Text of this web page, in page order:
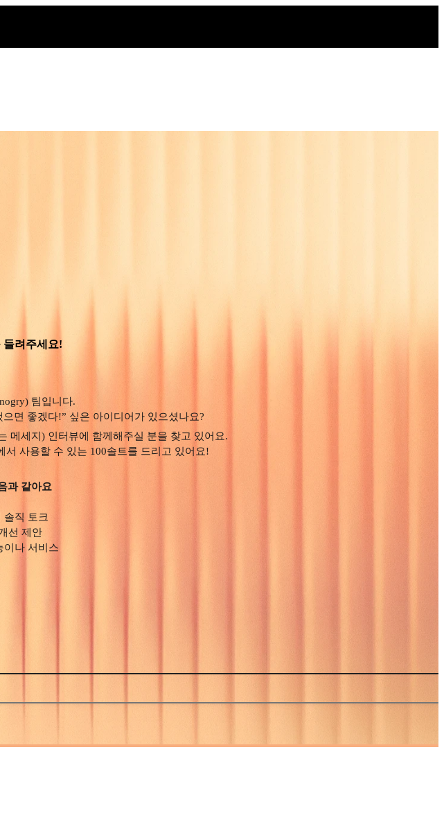
들려주세요!
팀입니다.
면 좋겠다!” 싶은 아이디어가 있으셨나요?
메세지) 인터뷰에 함께해주실 분을 찾고 있어요.
사용할 수 있는 100솔트를 드리고 있어요!
과 같아요
솔직 토크
선 제안
이나 서비스